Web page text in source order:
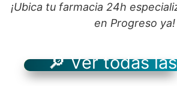
¡Ubica tu farmacia 24h
en Progreso ya!
🔎 Ver todas las